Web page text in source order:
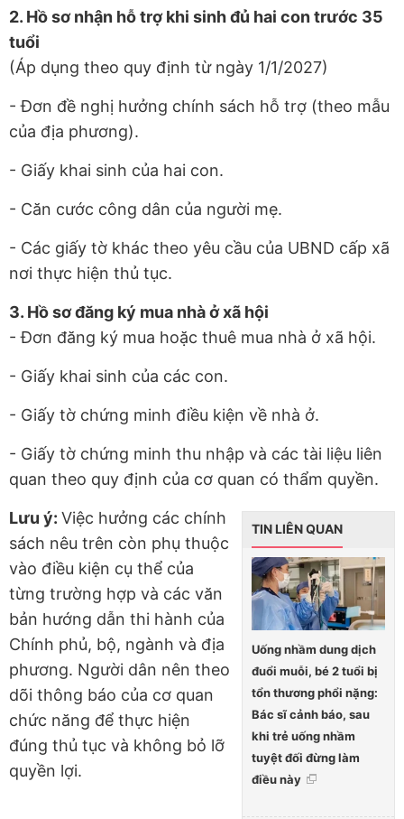
2. Hồ sơ nhận hỗ trợ khi sinh đủ hai con trước 35
tuổi
(Áp dụng theo quy định từ ngày 1/1/2027)
- Đơn đề nghị hưởng chính sách hỗ trợ (theo mẫu
của địa phương).
- Giấy khai sinh của hai con.
- Căn cước công dân của người mẹ.
- Các giấy tờ khác theo yêu cầu của UBND cấp xã
nơi thực hiện thủ tục.
3. Hồ sơ đăng ký mua nhà ở xã hội
- Đơn đăng ký mua hoặc thuê mua nhà ở xã hội.
- Giấy khai sinh của các con.
- Giấy tờ chứng minh điều kiện về nhà ở.
- Giấy tờ chứng minh thu nhập và các tài liệu liên
quan theo quy định của cơ quan có thẩm quyền.
TIN LIÊN QUAN
Uống nhầm dung dịch
đuổi muỗi, bé 2 tuổi bị
tổn thương phổi nặng:
Bác sĩ cảnh báo, sau
khi trẻ uống nhầm
tuyệt đối đừng làm
điều này
Lưu ý: Việc hưởng các chính
sách nêu trên còn phụ thuộc
vào điều kiện cụ thể của
từng trường hợp và các văn
bản hướng dẫn thi hành của
Chính phủ, bộ, ngành và địa
phương. Người dân nên theo
dõi thông báo của cơ quan
chức năng để thực hiện
đúng thủ tục và không bỏ lỡ
quyền lợi.